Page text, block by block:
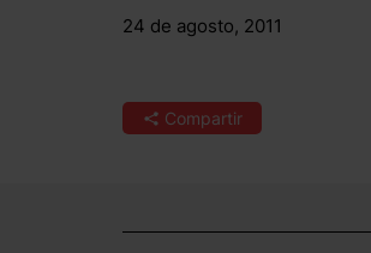
24 de agosto, 2011
Compartir